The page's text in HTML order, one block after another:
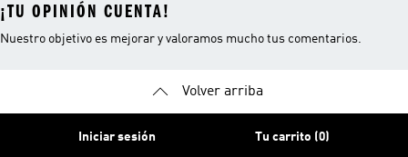
¡TU OPINIÓN CUENTA!
Nuestro objetivo es mejorar y valoramos mucho tus comentarios.
Volver arriba
Iniciar sesión Tu carrito (0)